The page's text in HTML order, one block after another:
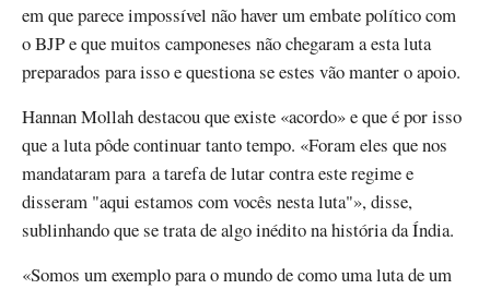
em que parece impossível não haver um embate político com
o BJP e que muitos camponeses não chegaram a esta luta
preparados para isso e questiona se estes vão manter o apoio.
Hannan Mollah destacou que existe «acordo» e que é por isso
que a luta pôde continuar tanto tempo. «Foram eles que nos
mandataram para a tarefa de lutar contra este regime e
disseram "aqui estamos com vocês nesta luta"», disse,
sublinhando que se trata de algo inédito na história da Índia.
«Somos um exemplo para o mundo de como uma luta de um